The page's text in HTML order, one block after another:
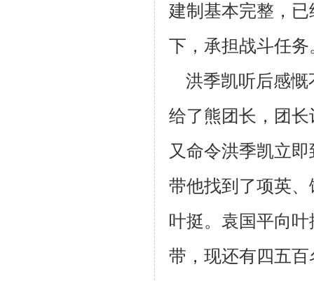
建制基本完整，
下，承担战斗任务
洪季凯听后感慨
给了熊团长，团
又命令洪季凯立即
带他找到了项英
叶挺。袁国平向
带，现还有四五